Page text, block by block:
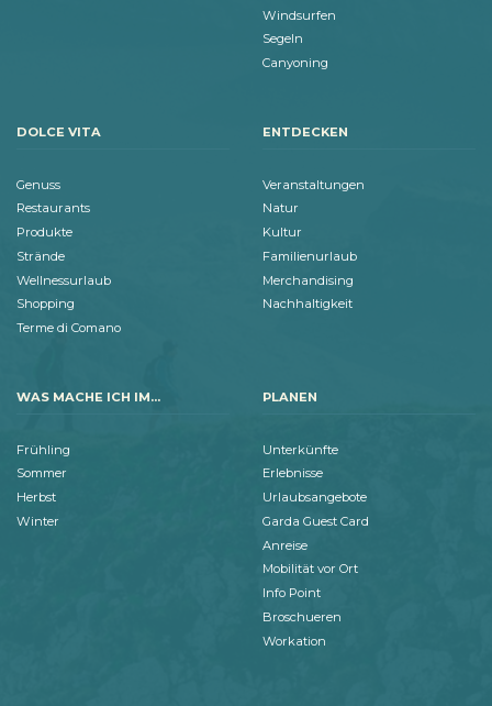
Windsurfen
Segeln
Canyoning
DOLCE VITA
Genuss
Restaurants
Produkte
Strände
Wellnessurlaub
Shopping
Terme di Comano
ENTDECKEN
Veranstaltungen
Natur
Kultur
Familienurlaub
Merchandising
Nachhaltigkeit
WAS MACHE ICH IM...
Frühling
Sommer
Herbst
Winter
PLANEN
Unterkünfte
Erlebnisse
Urlaubsangebote
Garda Guest Card
Anreise
Mobilität vor Ort
Info Point
Broschueren
Workation